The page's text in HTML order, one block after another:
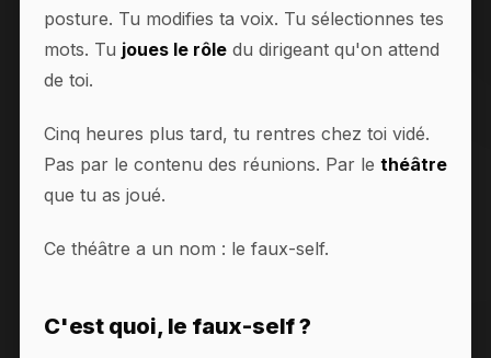
posture. Tu modifies ta voix. Tu sélectionnes tes
mots. Tu joues le rôledu dirigeant qu'on attend
de toi.
Cinq heures plus tard, tu rentres chez toi vidé.
Pas par le contenu des réunions. Par le théâtre
que tu as joué.
Ce théâtre a un nom : le faux-self.
C'est quoi, le faux-self ?